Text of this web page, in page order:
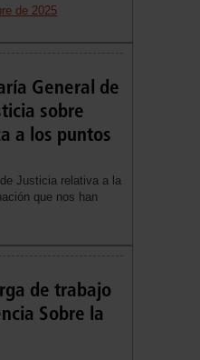
de 2025
General de
sobre
a los puntos
Justicia relativa a la
que nos han
de trabajo
Sobre la